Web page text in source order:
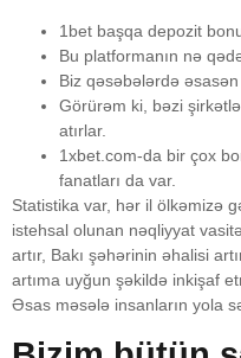
1bet başqa depozit
Bu platformanın nə
Biz qəsəbələrdə
Görürəm ki, bəzi
atırlar.
1xbet.com-da bir çox
fanatları da var.
Statistika var, hər il ölkəmizə
istehsal olunan nəqliyyat
artır, Bakı şəhərinin əhalisi
artıma uyğun şəkildə inkişaf
Əsas məsələ insanların yola